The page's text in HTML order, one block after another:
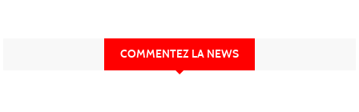
COMMENTEZ LA NEWS